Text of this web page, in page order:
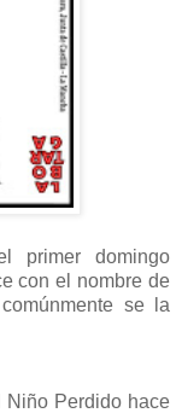
primer domingo
con el nombre de
se la
Niño Perdido hace